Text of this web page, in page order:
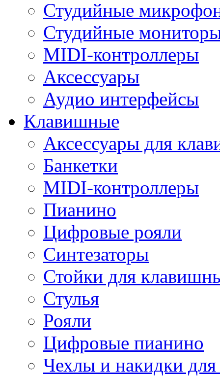
Студийные
Студийные
MIDI-контроллеры
Аксессуары
Аудио интерфейсы
Клавишные
Аксессуары для
Банкетки
MIDI-контроллеры
Пианино
Цифровые рояли
Синтезаторы
Стойки для
Стулья
Рояли
Цифровые пианино
Чехлы и накидки